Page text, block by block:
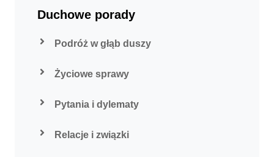
Duchowe porady
Podróż w głąb duszy
Życiowe sprawy
Pytania i dylematy
Relacje i związki